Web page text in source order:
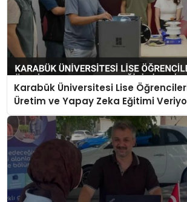
Karabük Üniversitesi Lise
Üretim ve Yapay Zeka Eğitimi